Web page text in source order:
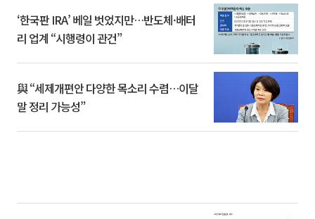
‘한국판 IRA’ 베일 벗었지만…반도체·배터
리 업계 “시행령이 관건”
與 “세제개편안 다양한 목소리 수렴…이달
말 정리 가능성”